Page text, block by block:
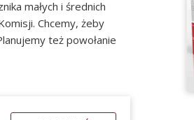
małych i średnich
Chcemy, żeby
też powołanie